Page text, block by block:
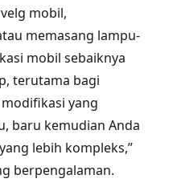
mobil,
memasang lampu-
mobil sebaiknya
terutama bagi
yang
baru kemudian Anda
lebih kompleks,”
berpengalaman.